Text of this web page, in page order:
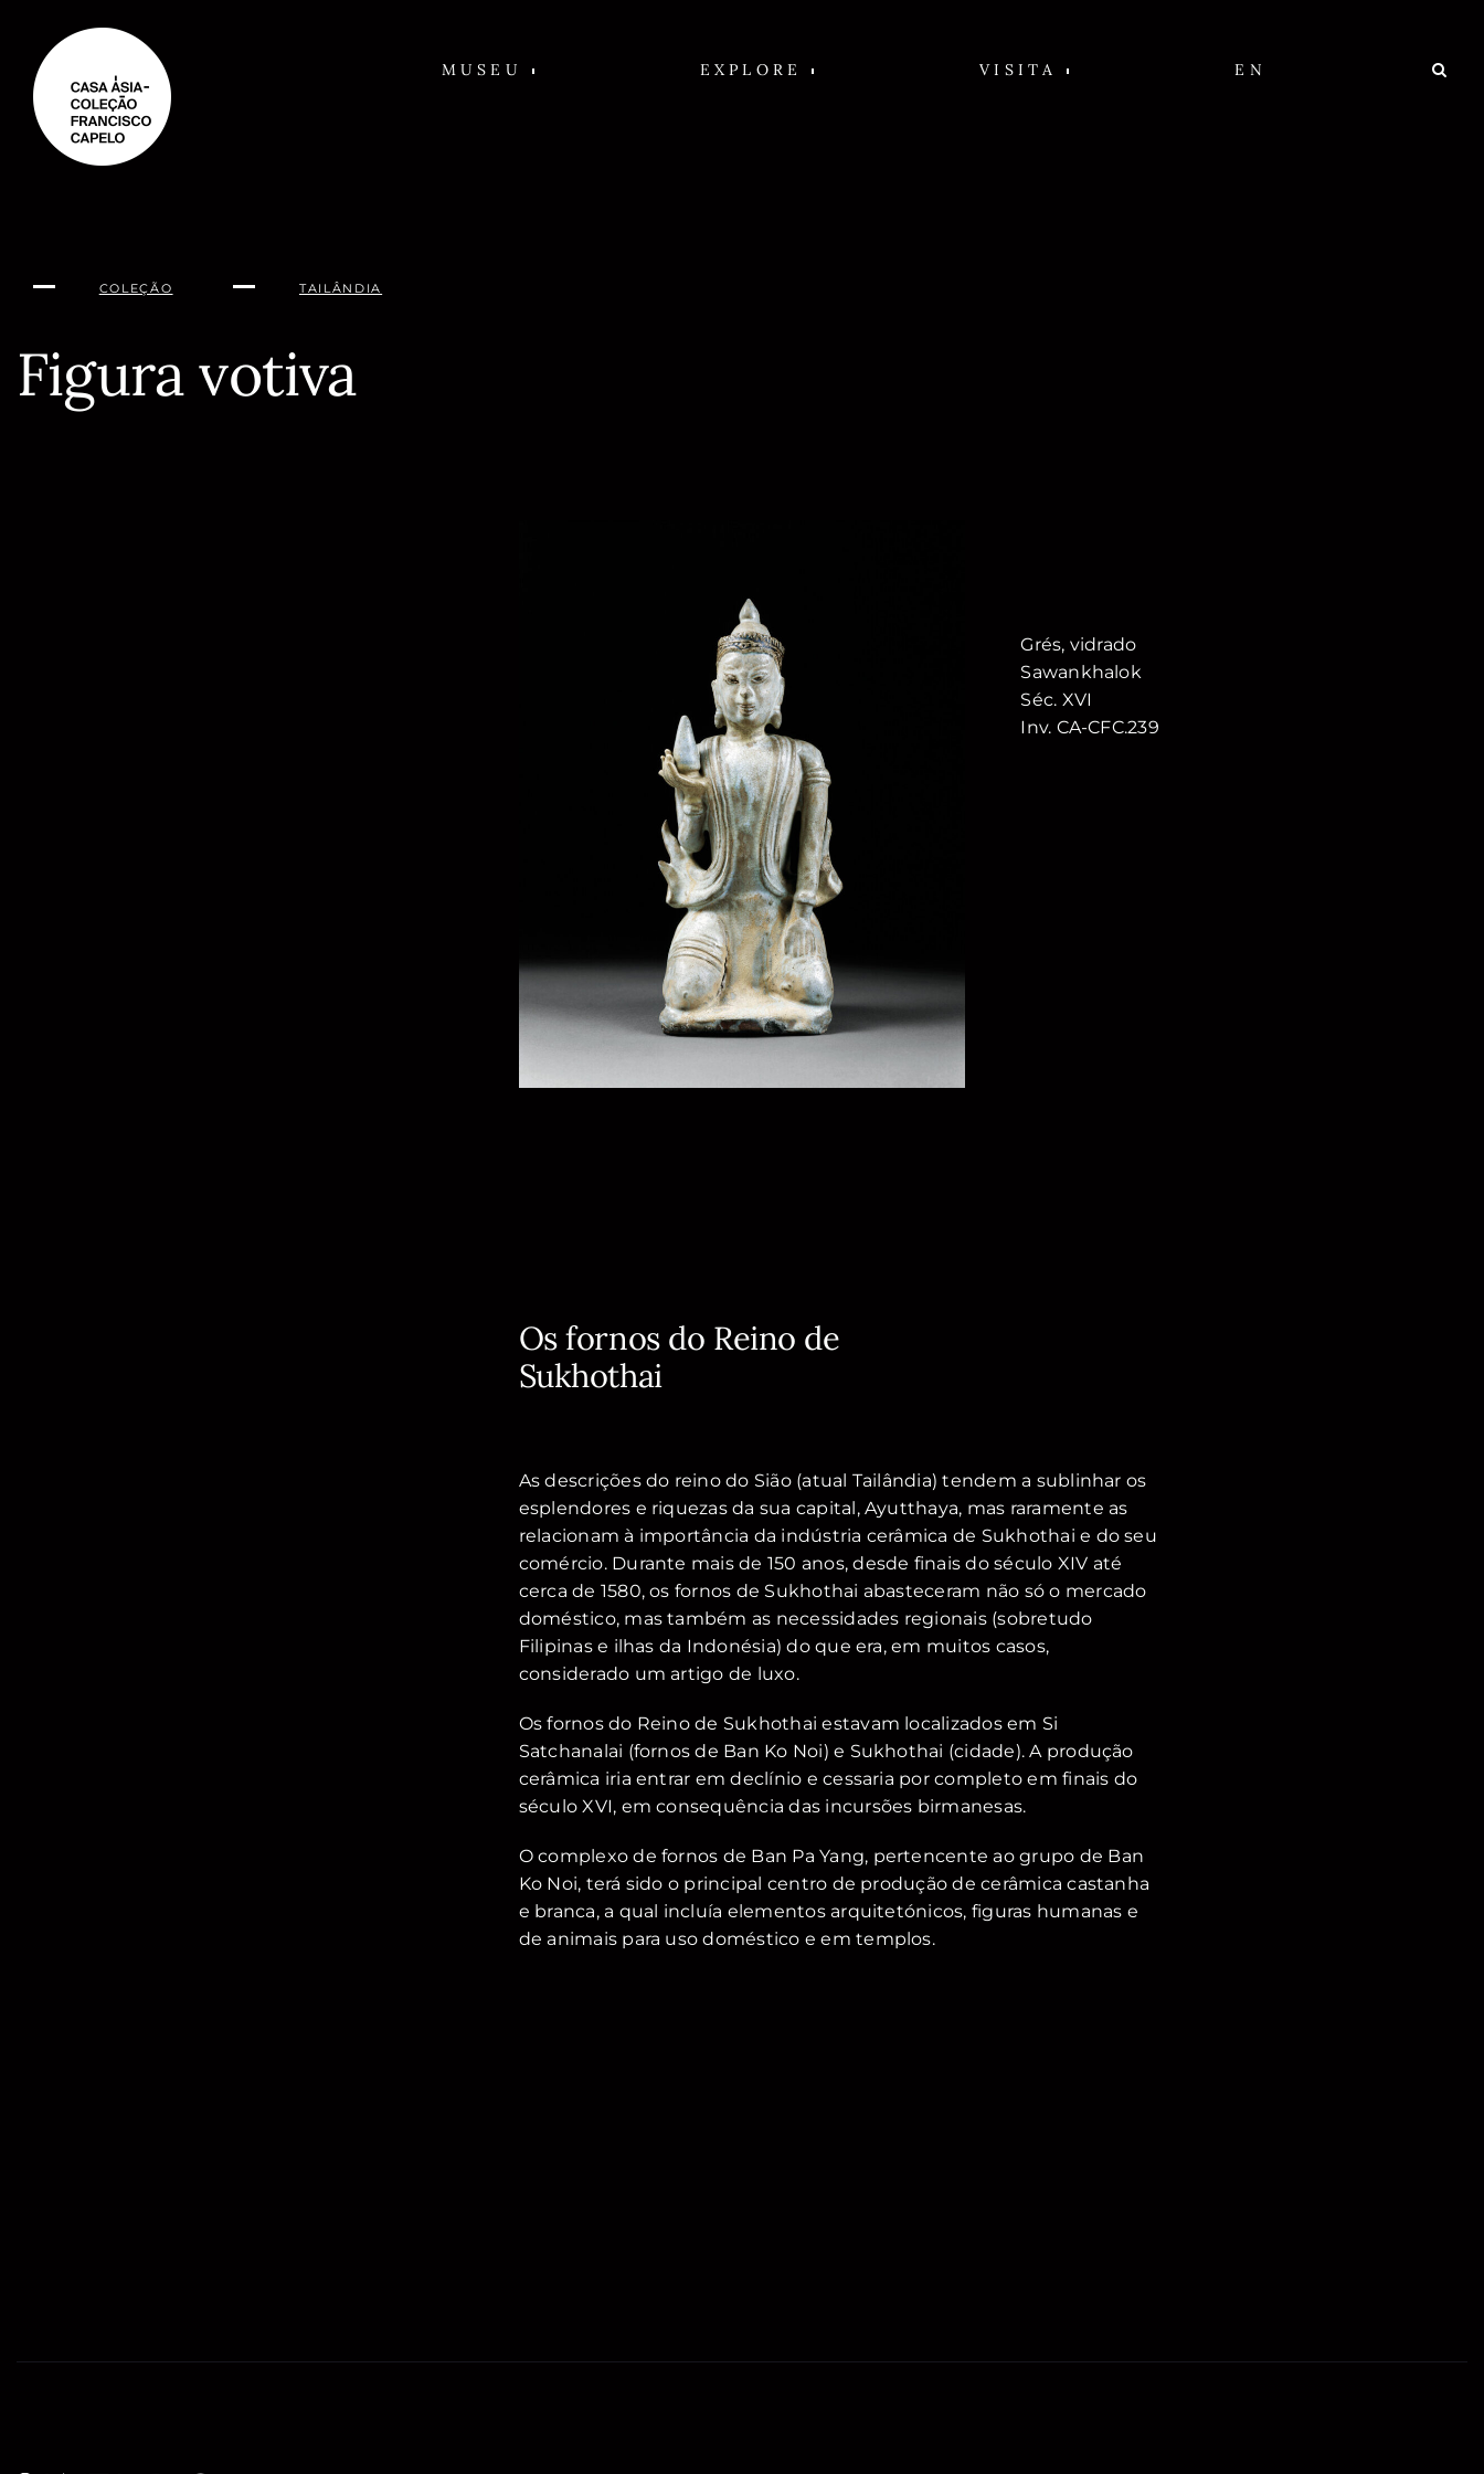
conteúdo
MUSEU EXPLORE VISITA EN
COLEÇÃO TAILÂNDIA
Figura votiva
Grés, vidrado
Sawankhalok
Séc. XVI
Inv. CA-CFC.239
Os fornos do Reino de
Sukhothai
As descrições do reino do Sião (atual Tailândia) tendem a sublinhar os
esplendores e riquezas da sua capital, Ayutthaya, mas raramente as
relacionam à importância da indústria cerâmica de Sukhothai e do seu
comércio. Durante mais de 150 anos, desde finais do século XIV até
cerca de 1580, os fornos de Sukhothai abasteceram não só o mercado
doméstico, mas também as necessidades regionais (sobretudo
Filipinas e ilhas da Indonésia) do que era, em muitos casos,
considerado um artigo de luxo.
Os fornos do Reino de Sukhothai estavam localizados em Si
Satchanalai (fornos de Ban Ko Noi) e Sukhothai (cidade). A produção
cerâmica iria entrar em declínio e cessaria por completo em finais do
século XVI, em consequência das incursões birmanesas.
O complexo de fornos de Ban Pa Yang, pertencente ao grupo de Ban
Ko Noi, terá sido o principal centro de produção de cerâmica castanha
e branca, a qual incluía elementos arquitetónicos, figuras humanas e
de animais para uso doméstico e em templos.